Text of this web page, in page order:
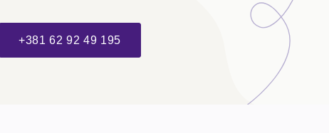
+381 62 92 49 195